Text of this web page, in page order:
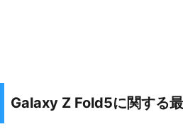
Galaxy Z Fold5に関する